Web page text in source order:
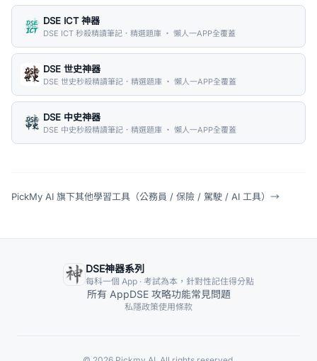
DSE ICT 神器
DSE ICT 秒殺精讀筆記．精選題庫 ・ 懶人一APP全覆蓋
DSE 世史神器
DSE 世史秒殺精讀筆記．精選題庫 ・ 懶人一APP全覆蓋
DSE 中史神器
DSE 中史秒殺精讀筆記．精選題庫 ・ 懶人一APP全覆蓋
PickMy AI 旗下其他學習工具（公務員 / 保險 / 駕駛 / AI 工具） →
DSE神器系列
每科一個 App · 考試為本，針對性記住得分點
所有 AppDSE 攻略功能常見問題
私隱政策使用條款